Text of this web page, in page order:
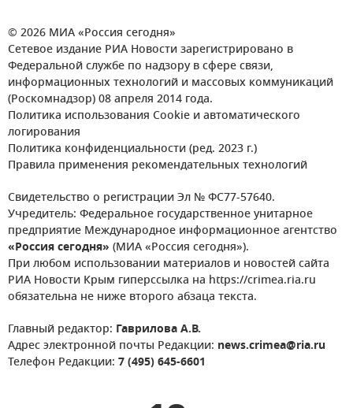
© 2026 МИА «Россия сегодня»
Сетевое издание РИА Новости зарегистрировано в
Федеральной службе по надзору в сфере связи,
информационных технологий и массовых коммуникаций
(Роскомнадзор) 08 апреля 2014 года.
Политика использования Cookie и автоматического
логирования
Политика конфиденциальности (ред. 2023 г.)
Правила применения рекомендательных технологий
Свидетельство о регистрации Эл № ФС77-57640.
Учредитель: Федеральное государственное унитарное
предприятие Международное информационное агентство
«Россия сегодня» (МИА «Россия сегодня»).
При любом использовании материалов и новостей сайта
РИА Новости Крым гиперссылка на https://crimea.ria.ru
обязательна не ниже второго абзаца текста.
Главный редактор: Гаврилова А.В.
Адрес электронной почты Редакции: news.crimea@ria.ru
Телефон Редакции: 7 (495) 645-6601